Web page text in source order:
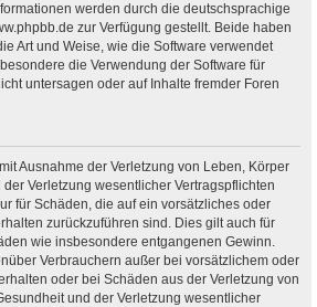
werden durch die deutschsprachige
zur Verfügung gestellt. Beide haben
Art und Weise, wie die Software verwendet
die Verwendung der Software für
untersagen oder auf Inhalte fremder Foren
Ausnahme der Verletzung von Leben, Körper
Verletzung wesentlicher Vertragspflichten
für Schäden, die auf ein vorsätzliches oder
zurückzuführen sind. Dies gilt auch für
wie insbesondere entgangenen Gewinn.
Verbrauchern außer bei vorsätzlichem oder
oder bei Schäden aus der Verletzung von
und der Verletzung wesentlicher